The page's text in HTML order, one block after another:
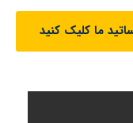
ما کلیک کنید